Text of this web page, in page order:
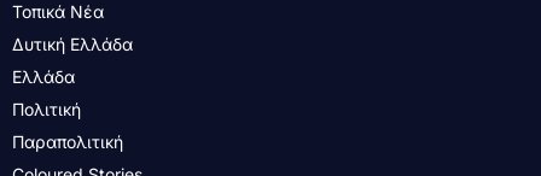
Τοπικά Νέα
Δυτική Ελλάδα
Ελλάδα
Πολιτική
Παραπολιτική